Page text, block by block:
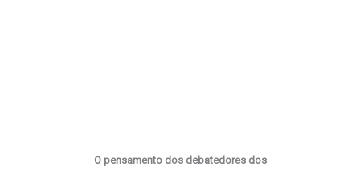
O pensamento dos debatedores dos